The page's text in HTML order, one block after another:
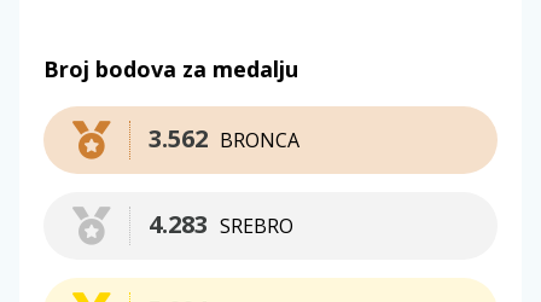
Broj bodova za medalju
BRONCA
3.562
SREBRO
4.283